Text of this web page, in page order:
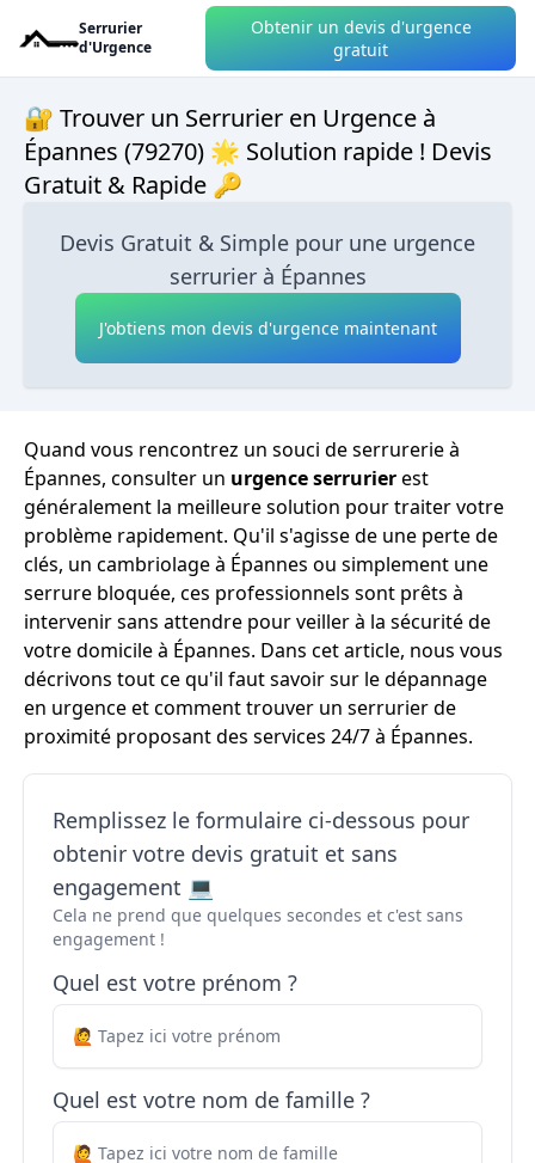
Serrurier
d'Urgence
Obtenir un devis d'urgence
gratuit
🔐 Trouver un Serrurier en Urgence à
Épannes (79270) 🌟 Solution rapide ! Devis
Gratuit & Rapide 🔑
Devis Gratuit & Simple pour une urgence
serrurier à Épannes
J'obtiens mon devis d'urgence maintenant
Quand vous rencontrez un souci de serrurerie à
Épannes, consulter un urgence serrurierest
généralement la meilleure solution pour traiter votre
problème rapidement. Qu'il s'agisse de une perte de
clés, un cambriolage à Épannes ou simplement une
serrure bloquée, ces professionnels sont prêts à
intervenir sans attendre pour veiller à la sécurité de
votre domicile à Épannes. Dans cet article, nous vous
décrivons tout ce qu'il faut savoir sur le dépannage
en urgence et comment trouver un serrurier de
proximité proposant des services 24/7 à Épannes.
Remplissez le formulaire ci-dessous pour
obtenir votre devis gratuit et sans
engagement 💻
Cela ne prend que quelques secondes et c'est sans
engagement !
Quel est votre prénom ?
Quel est votre nom de famille ?